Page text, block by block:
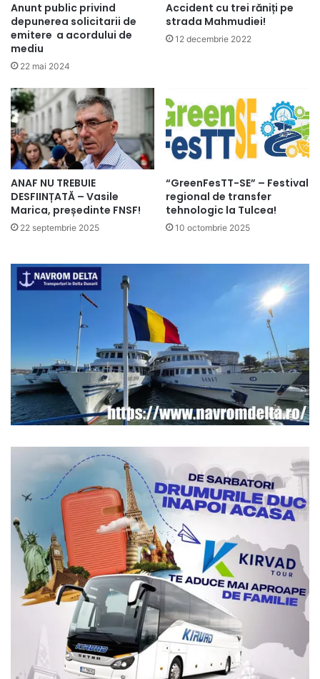
Anunt public privind
depunerea solicitarii de
emitere a acordului de
mediu
22 mai 2024
Accident cu trei răniți pe
strada Mahmudiei!
12 decembrie 2022
ANAF NU TREBUIE
DESFIINȚATĂ – Vasile
Marica, președinte FNSF!
22 septembrie 2025
“GreenFesTT-SE” – Festival
regional de transfer
tehnologic la Tulcea!
10 octombrie 2025